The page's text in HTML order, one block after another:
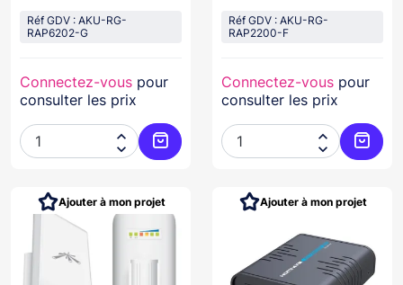
Réf GDV : AKU-RG-
RAP6202-G
Connectez-vous pour
consulter les prix


Ajouter au panier
Réf GDV : AKU-RG-
RAP2200-F
Connectez-vous pour
consulter les prix


Ajouter à mon projet Ajouter à mon projet